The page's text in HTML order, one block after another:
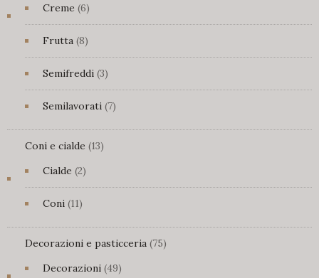
Creme 66
prodotti
Frutta 88
prodotti
Semifreddi 33
prodotti
Semilavorati 77
Coni e cialde 1313
Cialde 22
prodotti
Coni 1111
Decorazioni e pasticceria 7575
Decorazioni 4949